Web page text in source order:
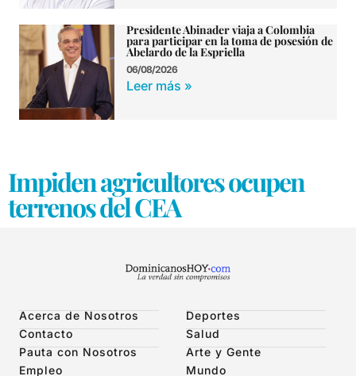
Presidente Abinader viaja a Colombia
para participar en la toma de posesión de
Abelardo de la Espriella
06/08/2026
Leer más »
Impiden agricultores ocupen
terrenos del CEA
Acerca de Nosotros
Contacto
Pauta con Nosotros
Empleo
Deportes
Salud
Arte y Gente
Mundo